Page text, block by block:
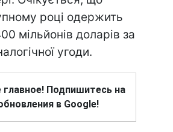
році одержить
мільйонів доларів за
угоди.
главное! Подпишитесь на
в Google!